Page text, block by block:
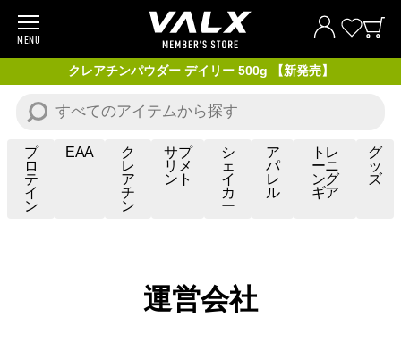
MENU
商品一覧
お試し商品
サプリメント
クレアチンパウダー デイリー 500g 【新発売】
プ
ロ
テ
イ
ン
EAA
ク
レ
ア
チ
ン
サプ
リメ
ント
シ
ェ
イ
カ
ー
ア
パ
レ
ル
トレ
ーニ
ング
ギア
グ
ッ
ズ
運営会社